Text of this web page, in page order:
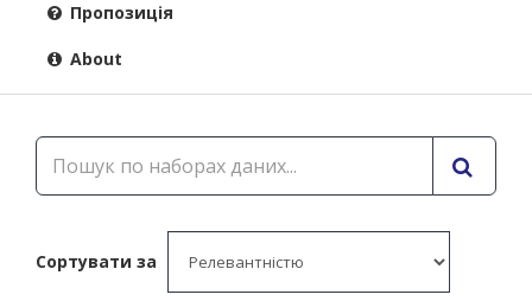
Пропозиція
About
Сортувати за